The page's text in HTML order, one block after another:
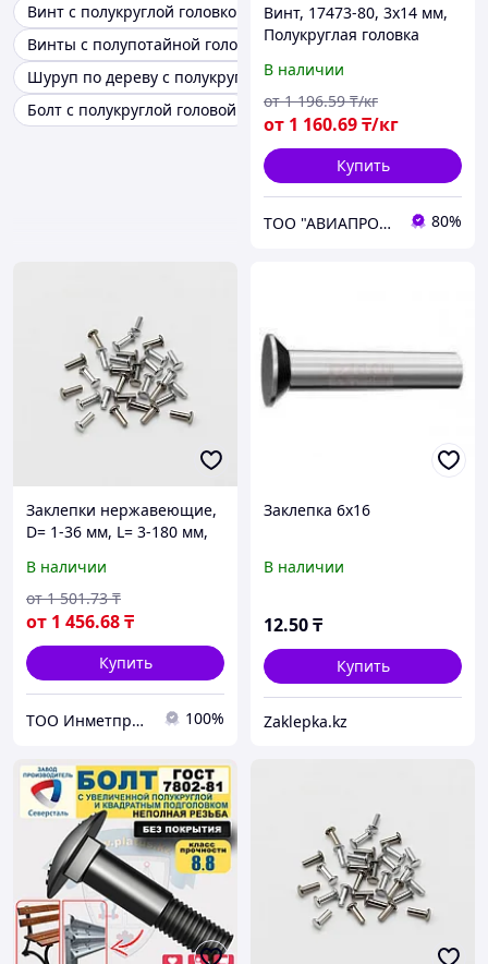
Винт с полукруглой головкой строительный
Винты с полупотайной головкой
Шуруп по дереву с полукруглой головкой
Болт с полукруглой головой
Винт, 17473-80, 3х14 мм,
Полукруглая головка
В наличии
от 1 160.69₸/кг
от 1 196.59 ₸/кг
Купить
ТОО "АВИАПРОМСТАЛЬ" 80%
Заклепки нержавеющие,
D= 1-36 мм, L= 3-180 мм,
Форма: заклепка-гайка...
В наличии
от 1 456.68₸
от 1 501.73 ₸
Купить
ТОО Инметпром 100%
Заклепка 6х16
В наличии
12.50₸
Купить
Zaklepka.kz